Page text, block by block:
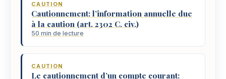
CAUTION
Cautionnement: l’information annuelle due
à la caution (art. 2302 C. civ.)
50 min de lecture
CAUTION
Le cautionnement d’un compte courant: